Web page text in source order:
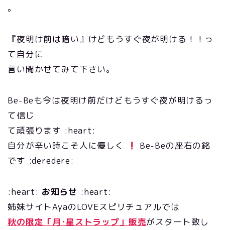
。
『夜明け前は暗い』けどもうすぐ夜が明ける！！っ
て自分に
言い聞かせてみて下さい。
Be-Beも今は夜明け前だけどもうすぐ夜が明けるっ
て信じ
て頑張ります :heart:
自分が辛い時こそ人に優しく
Be-Beの座右の銘
です :deredere:
:heart: お知らせ :heart:
姉妹サイトAyaのLOVEスピリチュアルでは
秋の限定「月･星ストラップ」販売がスタート致し